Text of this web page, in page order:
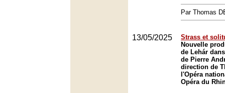
Par Thomas
13/05/2025
Strass et
Nouvelle
de Lehár
de Pierre
direction de
l'Opéra
Opéra du